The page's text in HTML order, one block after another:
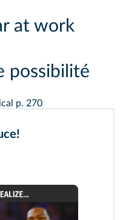
at work
possibilité
p. 270